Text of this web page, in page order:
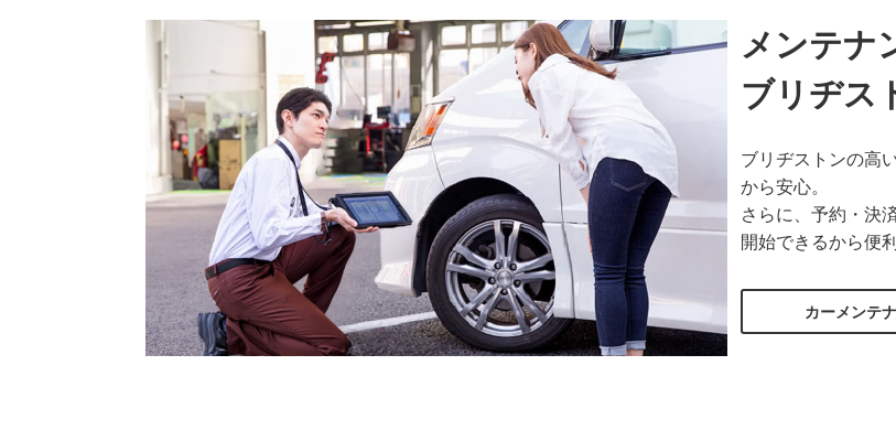
メンテナ
ブリヂス
ブリヂストンの高
から安心。
さらに、予約・決
開始できるから便利
カーメンテ